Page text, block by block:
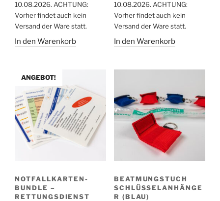
10.08.2026. ACHTUNG:
Vorher findet auch kein
Versand der Ware statt.
In den Warenkorb
10.08.2026. ACHTUNG:
Vorher findet auch kein
Versand der Ware statt.
In den Warenkorb
ANGEBOT!
NOTFALLKARTEN-
BUNDLE –
RETTUNGSDIENST
BEATMUNGSTUCH
SCHLÜSSELANHÄNGE
R (BLAU)